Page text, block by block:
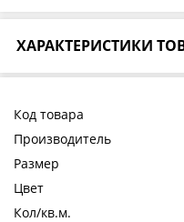
ХАРАКТЕРИСТИКИ
Код товара
Производитель
Размер
Цвет
Кол/кв.м.